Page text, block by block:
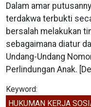
Dalam amar
terdakwa terbukti
bersalah melakukan
sebagaimana diatur
Undang-Undang
Perlindungan Anak.
Keyword:
HUKUMAN KERJA